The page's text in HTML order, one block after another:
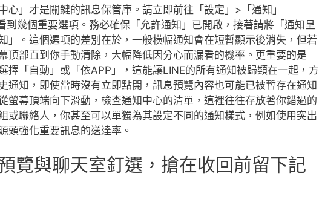
心」才是關鍵的訊息保管庫。請立即前往「設定」>「通知」
到幾個重要選項。務必確保「允許通知」已開啟，接著請將「通知呈
」。這個選項的差別在於，一般橫幅通知會在短暫顯示後消失，但若
頂部直到你手動清除，大幅降低因分心而漏看的機率。更重要的是
擇「自動」或「依APP」，這能讓LINE的所有通知被歸類在一起，方
通知，即使當時沒有立即點開，訊息預覽內容也可能已被暫存在通知
螢幕頂端向下滑動，檢查通知中心的清單，這裡往往存放著你錯過的
或聯絡人，你甚至可以單獨為其設定不同的通知樣式，例如使用突出
頭強化重要訊息的送達率。
覽與聊天室釘選，搶在收回前留下記